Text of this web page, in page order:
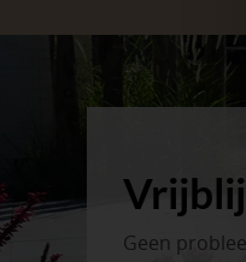
Geen